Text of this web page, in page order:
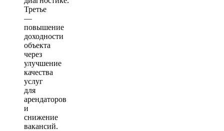
Третье
—
повышение
доходности
объекта
через
улучшение
качества
услуг
для
арендаторов
и
снижение
вакансий.